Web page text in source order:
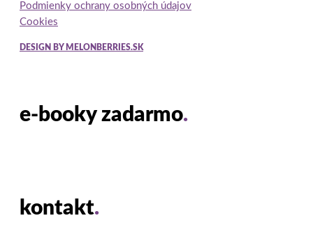
Podmienky ochrany osobných údajov
Cookies
DESIGN BY MELONBERRIES.SK
e-booky zadarmo.
kontakt.